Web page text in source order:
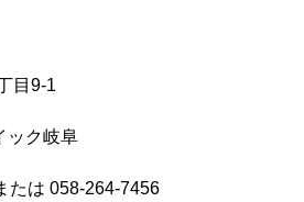
目9-1
ック岐阜
たは 058-264-7456